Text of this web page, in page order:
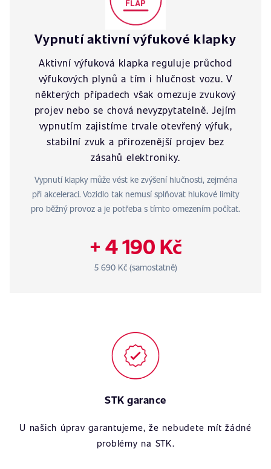
Vypnutí aktivní výfukové klapky
Aktivní výfuková klapka reguluje průchod
výfukových plynů a tím i hlučnost vozu. V
některých případech však omezuje zvukový
projev nebo se chová nevyzpytatelně. Jejím
vypnutím zajistíme trvale otevřený výfuk,
stabilní zvuk a přirozenější projev bez
zásahů elektroniky.
Vypnutí klapky může vést ke zvýšení hlučnosti, zejména
při akceleraci. Vozidlo tak nemusí splňovat hlukové limity
pro běžný provoz a je potřeba s tímto omezením počítat.
+ 4 190 Kč
5 690 Kč (samostatně)
STK garance
U našich úprav garantujeme, že nebudete mít žádné
problémy na STK.